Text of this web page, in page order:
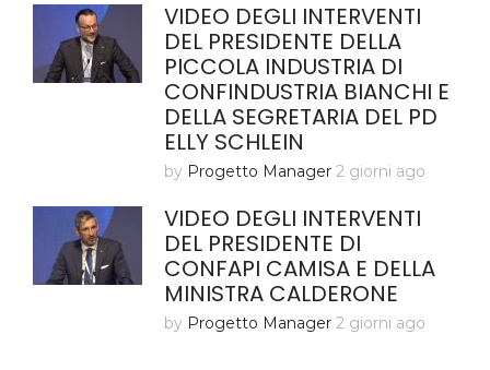
VIDEO DEGLI INTERVENTI
DEL PRESIDENTE DELLA
PICCOLA INDUSTRIA DI
CONFINDUSTRIA BIANCHI E
DELLA SEGRETARIA DEL PD
ELLY SCHLEIN
by Progetto Manager 2 giorni ago
VIDEO DEGLI INTERVENTI
DEL PRESIDENTE DI
CONFAPI CAMISA E DELLA
MINISTRA CALDERONE
by Progetto Manager 2 giorni ago